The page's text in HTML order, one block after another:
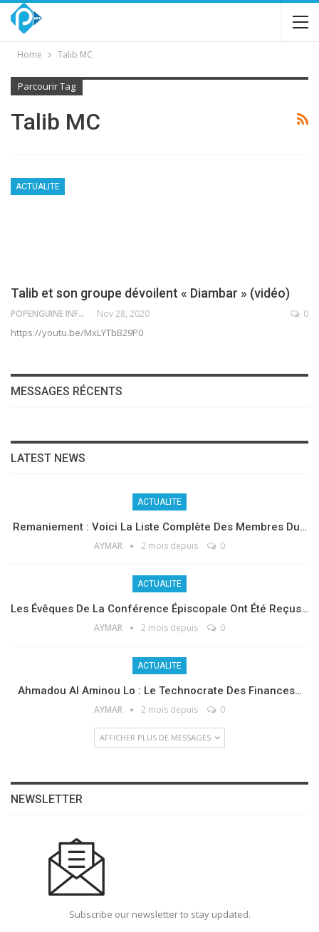
Home Talib MC
Parcourir Tag
Talib MC
ACTUALITE
Talib et son groupe dévoilent « Diambar » (vidéo)
POPENGUINE INFO Nov 28, 2020 0
https://youtu.be/MxLYTbB29P0
MESSAGES RÉCENTS
LATEST NEWS
ACTUALITE
Remaniement : Voici La Liste Complète Des Membres Du…
AYMAR 2 mois depuis 0
ACTUALITE
Les Évêques De La Conférence Épiscopale Ont Été Reçus…
AYMAR 2 mois depuis 0
ACTUALITE
Ahmadou Al Aminou Lo : Le Technocrate Des Finances…
AYMAR 2 mois depuis 0
AFFICHER PLUS DE MESSAGES
NEWSLETTER
Subscribe our newsletter to stay updated.